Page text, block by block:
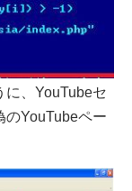
、YouTubeセ
のYouTubeペー